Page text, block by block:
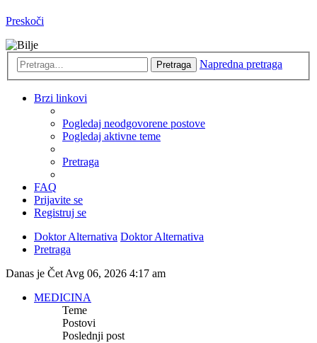
Preskoči
Pretraga Napredna pretraga
Brzi linkovi
Pogledaj neodgovorene postove
Pogledaj aktivne teme
Pretraga
FAQ
Prijavite se
Registruj se
Doktor Alternativa Doktor Alternativa
Pretraga
Danas je Čet Avg 06, 2026 4:17 am
MEDICINA
Teme
Postovi
Poslednji post